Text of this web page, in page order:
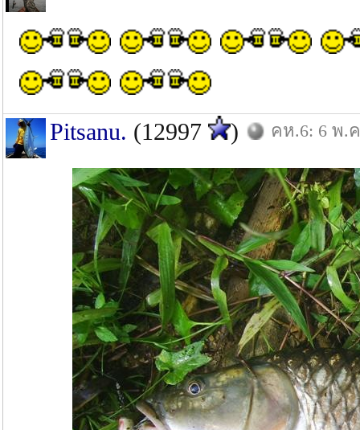
Pitsanu. (12997 ) คห.6: 6 พ.